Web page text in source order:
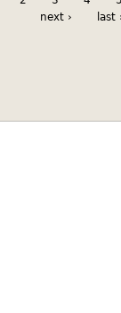
next ›
last